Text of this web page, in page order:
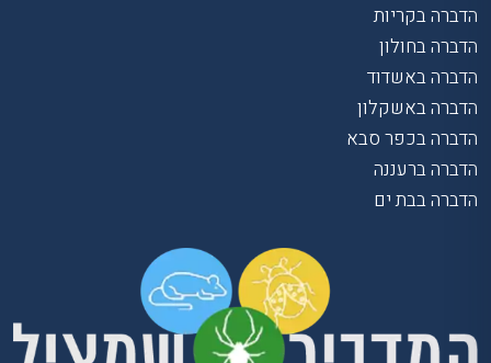
הדברה בקריות
הדברה בחולון
הדברה באשדוד
הדברה באשקלון
הדברה בכפר סבא
הדברה ברעננה
הדברה בבת ים